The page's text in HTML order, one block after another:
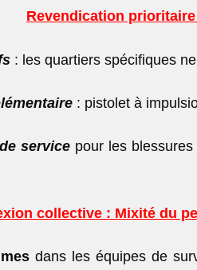
Revendication
: les quartiers spécifiques
: pistolet à
service pour les blessures
collective : Mixité du
dans les équipes de